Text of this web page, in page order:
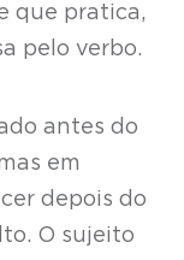
que pratica,
pelo verbo.
antes do
em
depois do
O sujeito